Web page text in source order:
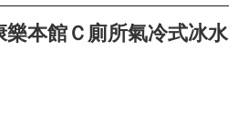
樂本館Ｃ廁所氣冷式冰水